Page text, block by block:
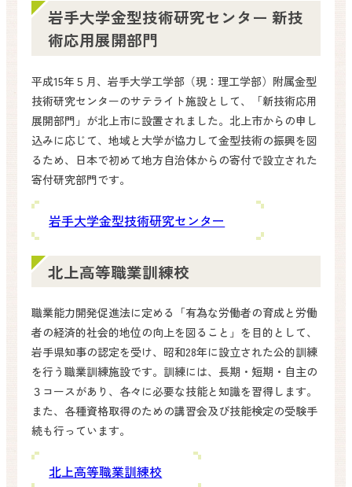
岩手大学金型技術研究センター 新技
術応用展開部門
平成15年５月、岩手大学工学部（現：理工学部）附属金型
技術研究センターのサテライト施設として、「新技術応用
展開部門」が北上市に設置されました。北上市からの申し
込みに応じて、地域と大学が協力して金型技術の振興を図
るため、日本で初めて地方自治体からの寄付で設立された
寄付研究部門です。
岩手大学金型技術研究センター
北上高等職業訓練校
職業能力開発促進法に定める「有為な労働者の育成と労働
者の経済的社会的地位の向上を図ること」を目的として、
岩手県知事の認定を受け、昭和28年に設立された公的訓練
を行う職業訓練施設です。訓練には、長期・短期・自主の
３コースがあり、各々に必要な技能と知識を習得します。
また、各種資格取得のための講習会及び技能検定の受験手
続も行っています。
北上高等職業訓練校